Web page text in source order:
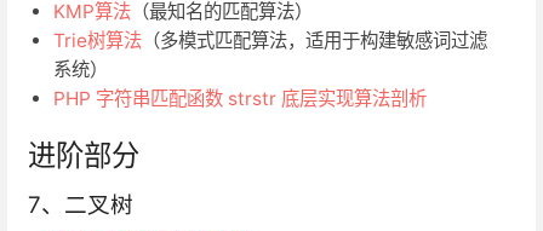
KMP算法（最知名的匹配算法）
Trie树算法（多模式匹配算法，适用于构建敏感词过滤
系统）
PHP 字符串匹配函数 strstr 底层实现算法剖析
进阶部分
7、二叉树